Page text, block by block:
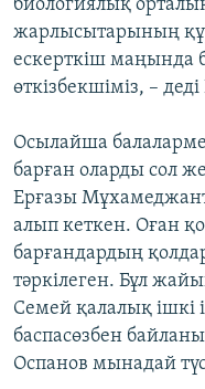
биологиялық
жарлысытарының
ескерткіш маңында
өткізбекшіміз, –
Осылайша
барған оларды сол
Ерғазы
алып кеткен. Оған
барғандардың
тәркілеген. Бұл
Семей қалалық ішкі
баспасөзбен
Оспанов мынадай